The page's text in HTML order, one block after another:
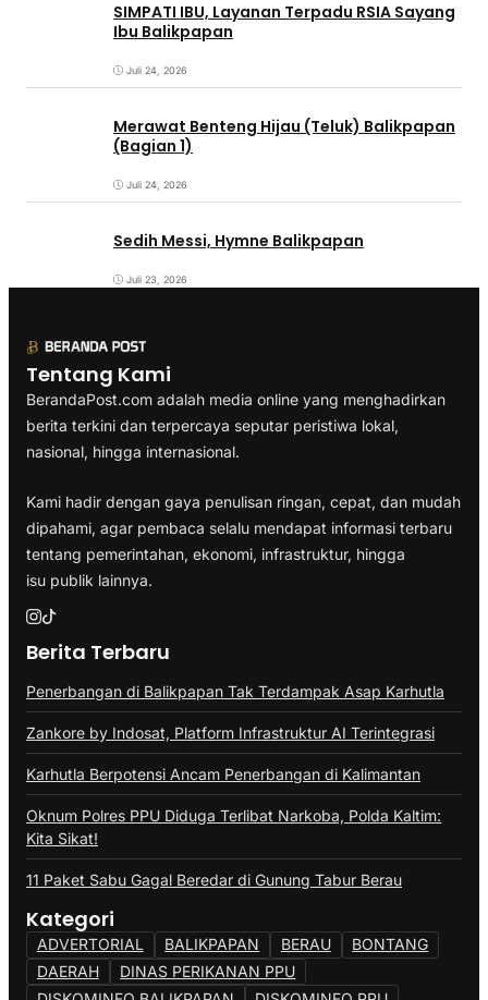
SIMPATI IBU, Layanan Terpadu RSIA Sayang
Ibu Balikpapan
Juli 24, 2026
Merawat Benteng Hijau (Teluk) Balikpapan
(Bagian 1)
Juli 24, 2026
Sedih Messi, Hymne Balikpapan
Juli 23, 2026
Tentang Kami
BerandaPost.com adalah media online yang menghadirkan
berita terkini dan terpercaya seputar peristiwa lokal,
nasional, hingga internasional.
Kami hadir dengan gaya penulisan ringan, cepat, dan mudah
dipahami, agar pembaca selalu mendapat informasi terbaru
tentang pemerintahan, ekonomi, infrastruktur, hingga
isu publik lainnya.
Berita Terbaru
Penerbangan di Balikpapan Tak Terdampak Asap Karhutla
Zankore by Indosat, Platform Infrastruktur AI Terintegrasi
Karhutla Berpotensi Ancam Penerbangan di Kalimantan
Oknum Polres PPU Diduga Terlibat Narkoba, Polda Kaltim:
Kita Sikat!
11 Paket Sabu Gagal Beredar di Gunung Tabur Berau
Kategori
ADVERTORIAL BALIKPAPAN BERAU
BONTANG
DAERAH
DINAS PERIKANAN PPU